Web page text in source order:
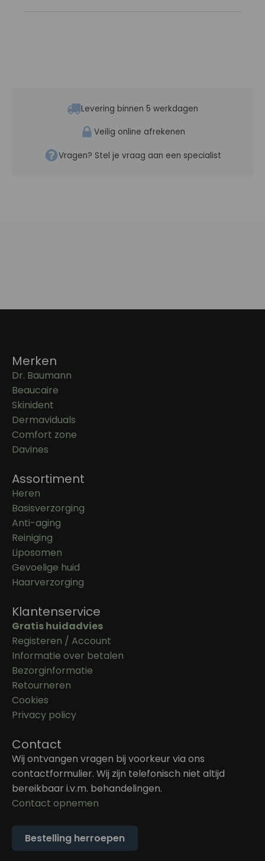
Levering binnen 5 werkdagen
Veilig online afrekenen
Vragen? Stel je vraag aan een specialist
Merken
Dr. Baumann
Beaucaire
Skinident
Dermaviduals
Comfort zone
Davines
Assortiment
Heren
Basisverzorging
Anti-aging
Reiniging
Liposomen
Gevoelige huid
Haarverzorging
Klantenservice
Gratis huidadvies
Registeren / Account
Informatie over betalen
Bezorginformatie
Retourneren
Cookies
Privacy policy
Contact
Wij ontvangen vragen bij voorkeur via ons
contactformulier. Wij zijn telefonisch niet altijd
bereikbaar i.v.m. behandelingen.
Contact opnemen
Bestelling herroepen